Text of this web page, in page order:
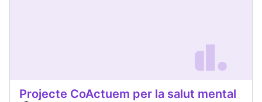
Projecte CoActuem per la salut mental